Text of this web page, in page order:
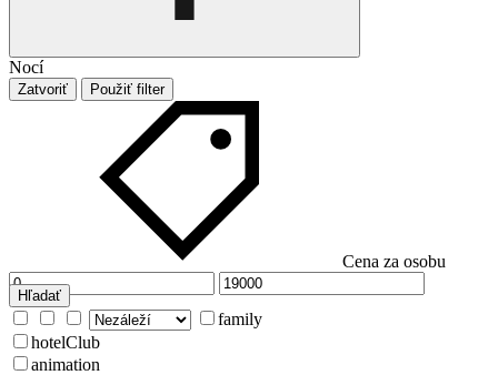
Nocí
Zatvoriť Použiť filter
Cena za osobu
Hľadať
family
hotelClub
animation